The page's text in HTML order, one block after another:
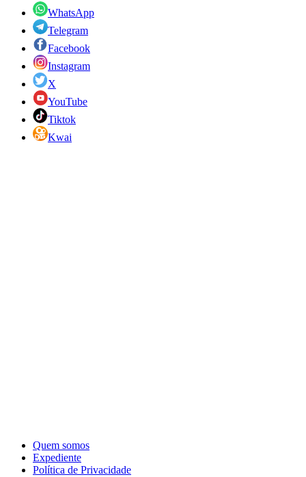
WhatsApp
Telegram
Facebook
Instagram
X
YouTube
Tiktok
Kwai
Quem somos
Expediente
Política de Privacidade